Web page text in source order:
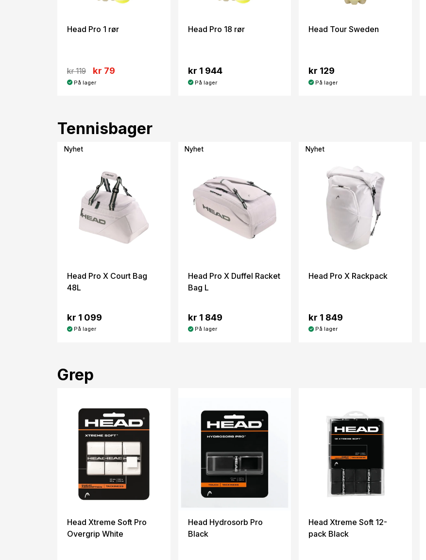
Head Pro 1 rør
kr 119 kr 79
På lager
Head Pro 18 rør
kr 1 944
På lager
Head Tour Sweden
kr 129
På lager
Tennisbager
Nyhet
Head Pro X Court Bag
48L
kr 1 099
På lager
Nyhet
Head Pro X Duffel Racket
Bag L
kr 1 849
På lager
Nyhet
Head Pro X Rackpack
kr 1 849
På lager
Grep
Head Xtreme Soft Pro
Overgrip White
Head Hydrosorb Pro
Black
Head Xtreme Soft 12-
pack Black